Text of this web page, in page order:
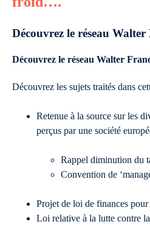
Découvrez le réseau Walter
Découvrez le réseau Walter
Découvrez les sujets traités dans
Retenue à la source sur les
perçus par une société
Rappel diminution du
Convention de
Projet de loi de finances
Loi relative à la lutte contre